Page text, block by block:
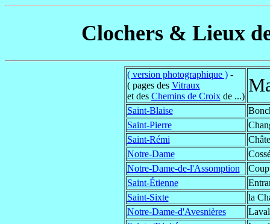
Clochers & Lieux
( version photographique )-
( pages des Vitraux
et des Chemins de Croixde ...)
Saint-Blaise
Saint-Pierre
Saint-Rémi
Notre-Dame
Notre-Dame-de-l'Assomption
Saint-Étienne
Saint-Sixte
la
Notre-Dame-d'Avesnières
Laval